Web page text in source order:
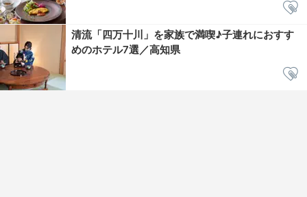
清流「四万十川」を家族で満喫♪子連れにおすす
めのホテル7選／高知県